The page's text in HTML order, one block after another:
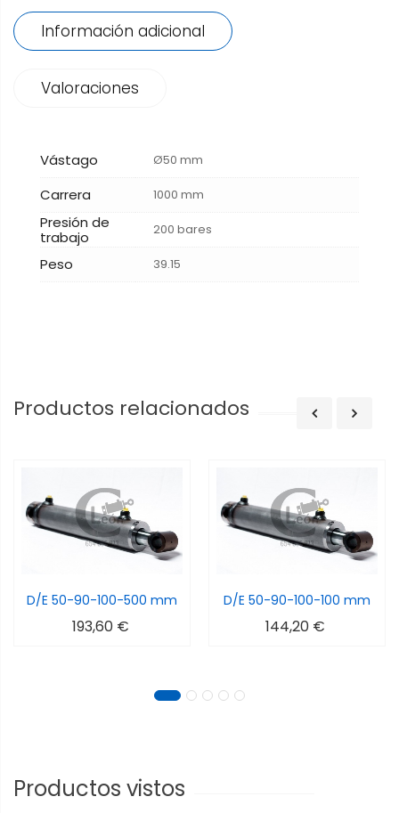
Información adicional
Valoraciones
Vástago Ø50 mm
Carrera 1000 mm
Presión de
trabajo
200 bares
Peso 39.15
Productos relacionados
D/E 50-90-100-500 mm
193,60 €
D/E 50-90-100-100 mm
144,20 €
Productos vistos